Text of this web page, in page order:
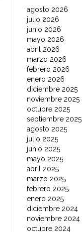
agosto 2026
julio 2026
junio 2026
mayo 2026
abril 2026
marzo 2026
febrero 2026
enero 2026
diciembre 2025
noviembre 2025
octubre 2025
septiembre 2025
agosto 2025
julio 2025
junio 2025
mayo 2025
abril 2025
marzo 2025
febrero 2025
enero 2025
diciembre 2024
noviembre 2024
octubre 2024